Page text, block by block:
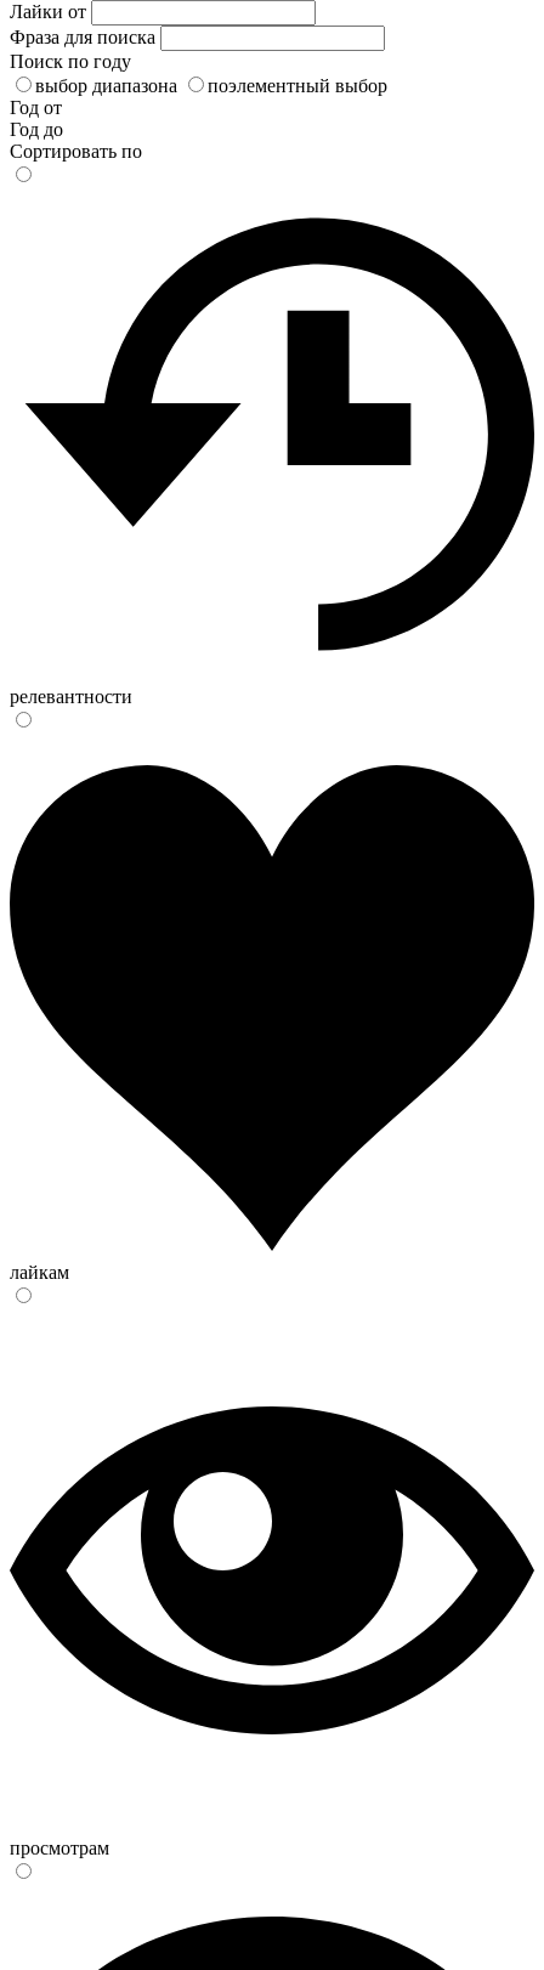
Лайки от
Фраза для поиска
Поиск по году
выбор диапазона
поэлементный выбор
Год от
Год до
Сортировать по
релевантности
лайкам
просмотрам